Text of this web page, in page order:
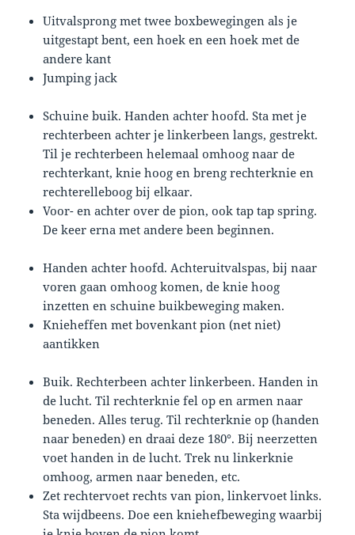
Uitvalsprong met twee boxbewegingen als je
uitgestapt bent, een hoek en een hoek met de
andere kant
Jumping jack
Schuine buik. Handen achter hoofd. Sta met je
rechterbeen achter je linkerbeen langs, gestrekt.
Til je rechterbeen helemaal omhoog naar de
rechterkant, knie hoog en breng rechterknie en
rechterelleboog bij elkaar.
Voor- en achter over de pion, ook tap tap spring.
De keer erna met andere been beginnen.
Handen achter hoofd. Achteruitvalspas, bij naar
voren gaan omhoog komen, de knie hoog
inzetten en schuine buikbeweging maken.
Knieheffen met bovenkant pion (net niet)
aantikken
Buik. Rechterbeen achter linkerbeen. Handen in
de lucht. Til rechterknie fel op en armen naar
beneden. Alles terug. Til rechterknie op (handen
naar beneden) en draai deze 180°. Bij neerzetten
voet handen in de lucht. Trek nu linkerknie
omhoog, armen naar beneden, etc.
Zet rechtervoet rechts van pion, linkervoet links.
Sta wijdbeens. Doe een kniehefbeweging waarbij